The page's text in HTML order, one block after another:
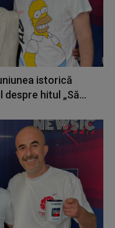
istorică
hitul „Să...